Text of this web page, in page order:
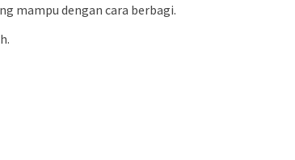
mampu dengan cara berbagi.